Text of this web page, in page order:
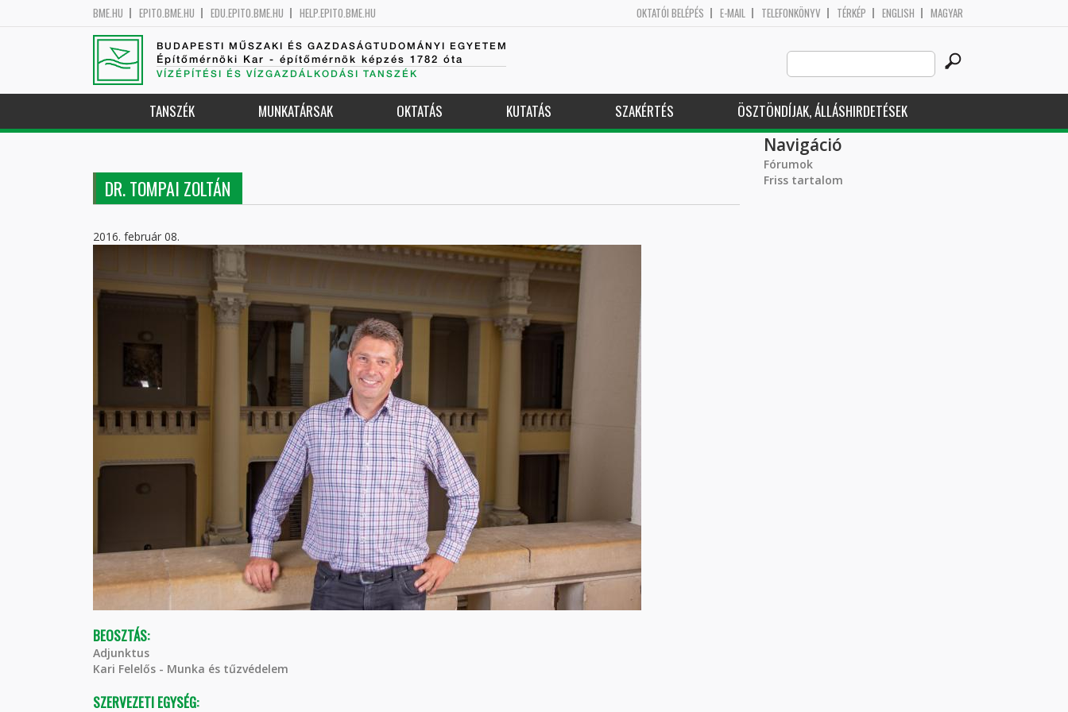
BME.HU EPITO.BME.HU EDU.EPITO.BME.HU HELP.EPITO.BME.HU OKTATÓI BELÉPÉS E-MAIL TELEFONKÖNYV TÉRKÉP ENGLISH MAGYAR
BUDAPESTI MŰSZAKI ÉS GAZDASÁGTUDOMÁNYI EGYETEM
Építőmérnöki Kar - építőmérnök képzés 1782 óta
VÍZÉPÍTÉSI ÉS VÍZGAZDÁLKODÁSI TANSZÉK
Search
this
site
TANSZÉK MUNKATÁRSAK OKTATÁS KUTATÁS SZAKÉRTÉS ÖSZTÖNDÍJAK, ÁLLÁSHIRDETÉSEK
DR. TOMPAI ZOLTÁN
2016. február 08.
BEOSZTÁS:
Adjunktus
Kari Felelős - Munka és tűzvédelem
SZERVEZETI EGYSÉG:
Navigáció
Fórumok
Friss tartalom